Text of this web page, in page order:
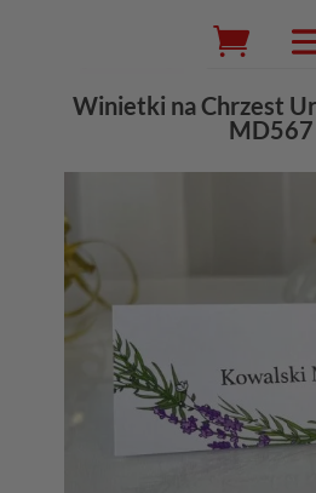
Wyszukiwarka
produktów
Winietki na Chrzest
MD567